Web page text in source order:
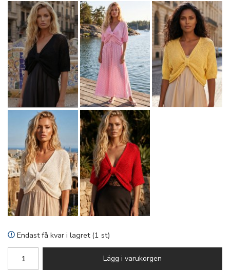
Endast få kvar i lagret (1 st)
Lägg i varukorgen